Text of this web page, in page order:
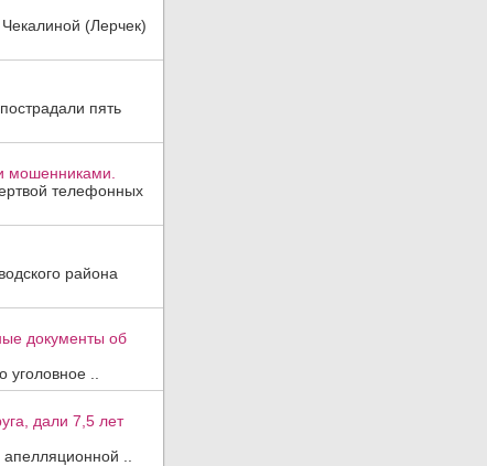
(Лерчек)
пять
мошенниками.
телефонных
района
документы об
..
дали 7,5 лет
..